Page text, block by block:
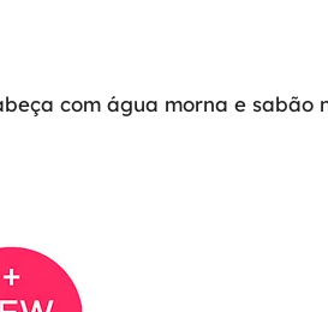
com água morna e sabão